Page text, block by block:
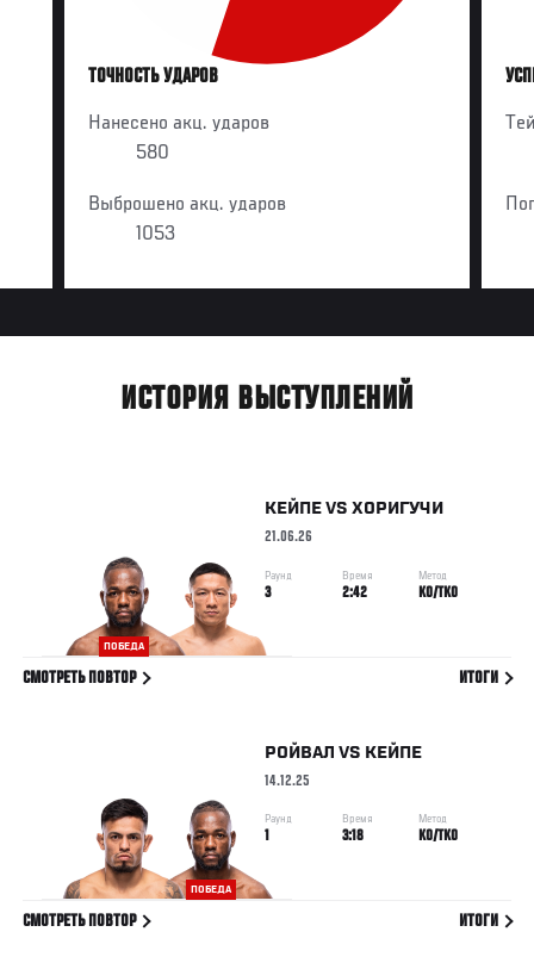
ТОЧНОСТЬ УДАРОВ
Нанесено акц. ударов
580
Выброшено акц. ударов
1053
ИСТОРИЯ ВЫСТУПЛЕНИЙ
ПОБЕДА
КЕЙПЕ VS ХОРИГУЧИ
21.06.26
Раунд
3
Время
2:42
Метод
KO/TKO
СМОТРЕТЬ ПОВТОР ИТОГИ
ПОБЕДА
РОЙВАЛ VS КЕЙПЕ
14.12.25
Раунд
1
Время
3:18
Метод
KO/TKO
СМОТРЕТЬ ПОВТОР ИТОГИ